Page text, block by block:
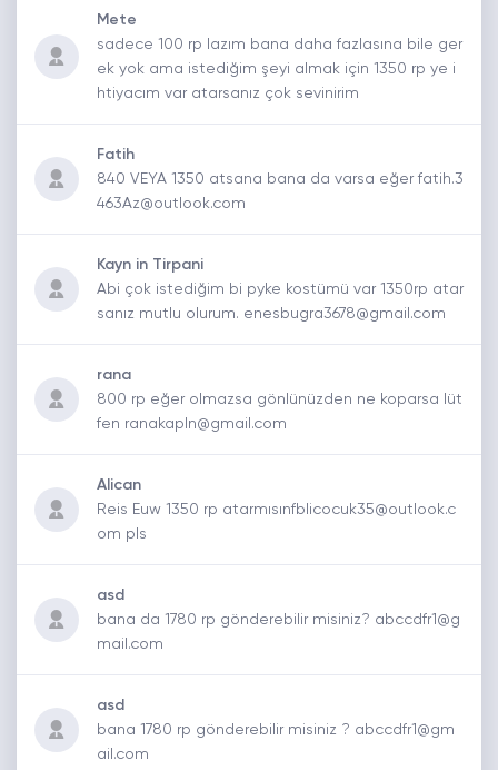
Mete
sadece 100 rp lazım bana daha fazlasına bile ger
ek yok ama istediğim şeyi almak için 1350 rp ye i
htiyacım var atarsanız çok sevinirim
Fatih
840 VEYA 1350 atsana bana da varsa eğer fatih.3
463Az@outlook.com
Kayn in Tirpani
Abi çok istediğim bi pyke kostümü var 1350rp atar
sanız mutlu olurum. enesbugra3678@gmail.com
rana
800 rp eğer olmazsa gönlünüzden ne koparsa lüt
fen ranakapln@gmail.com
Alican
Reis Euw 1350 rp atarmısınfblicocuk35@outlook.c
om pls
asd
bana da 1780 rp gönderebilir misiniz? abccdfr1@g
mail.com
asd
bana 1780 rp gönderebilir misiniz ? abccdfr1@gm
ail.com